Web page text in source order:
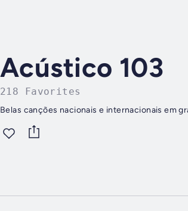
Acústico 103
218 Favorites
Belas canções nacionais e internacionais em